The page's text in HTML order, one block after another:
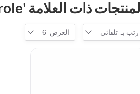
المنتجات ذات العلامة 'granite casserole'
رتب بـ تلقائي العرض 6